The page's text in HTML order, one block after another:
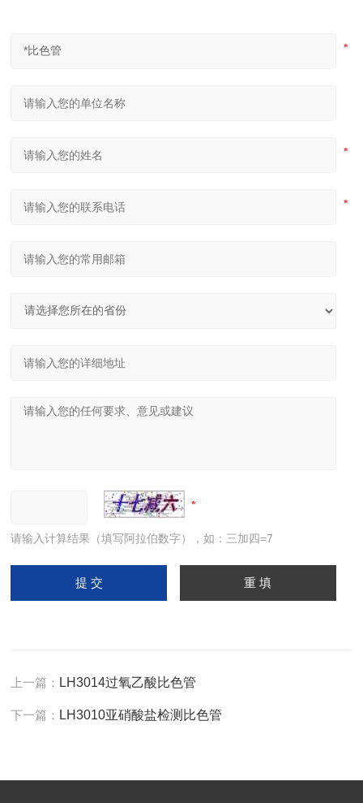
请输入计算结果（填写阿拉伯数字），如：三加四=7
上一篇： LH3014过氧乙酸比色管
下一篇： LH3010亚硝酸盐检测比色管